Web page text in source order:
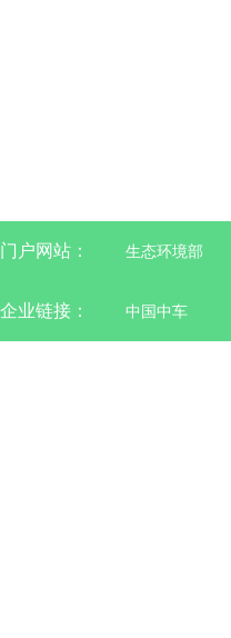
门户网站： 生态环境部
企业链接： 中国中车